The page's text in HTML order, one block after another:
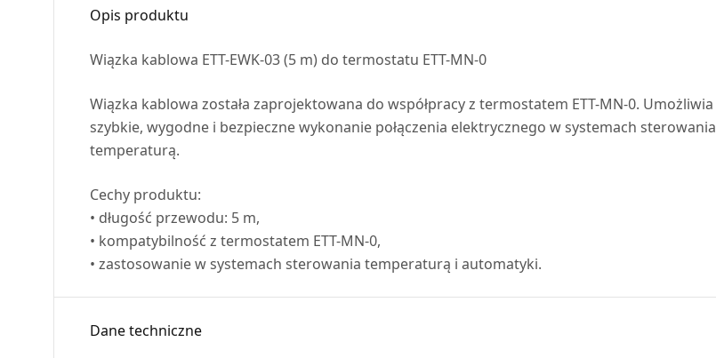
Opis produktu
Wiązka kablowa ETT-EWK-03 (5 m) do termostatu ETT-MN-0
Wiązka kablowa została zaprojektowana do współpracy z termostatem ETT-MN-0. Umożliwia
szybkie, wygodne i bezpieczne wykonanie połączenia elektrycznego w systemach sterowania
temperaturą.
Cechy produktu:
• długość przewodu: 5 m,
• kompatybilność z termostatem ETT-MN-0,
• zastosowanie w systemach sterowania temperaturą i automatyki.
Dane techniczne